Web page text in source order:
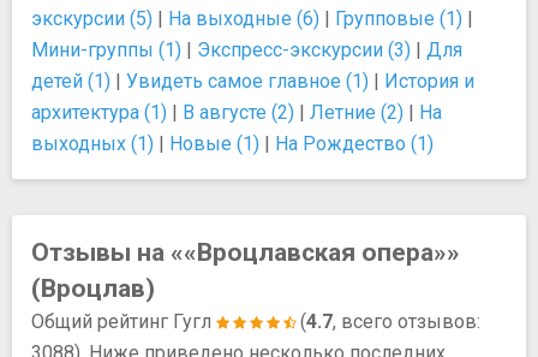
экскурсии (5) | На выходные (6) | Групповые (1) |
Мини-группы (1) | Экспресс-экскурсии (3) | Для
детей (1) | Увидеть самое главное (1) | История и
архитектура (1) | В августе (2) | Летние (2) | На
выходных (1) | Новые (1) | На Рождество (1)
Отзывы на ««Вроцлавская опера»»
(Вроцлав)
Общий рейтинг Гугл (4.7, всего отзывов:
3088). Ниже приведено несколько последних